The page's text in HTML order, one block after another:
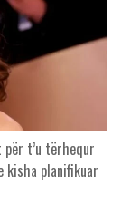
t’u tërhequr
kisha planifikuar